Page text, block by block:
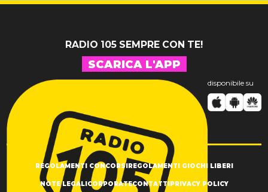
RADIO 105 SEMPRE CON TE!
SCARICA L'APP
disponibile su
REGOLAMENTI CONCORSIREGOLAMENTI GIOCHI LIBERI
NOTE LEGALICORPORATECONTATTIPRIVACY POLICY